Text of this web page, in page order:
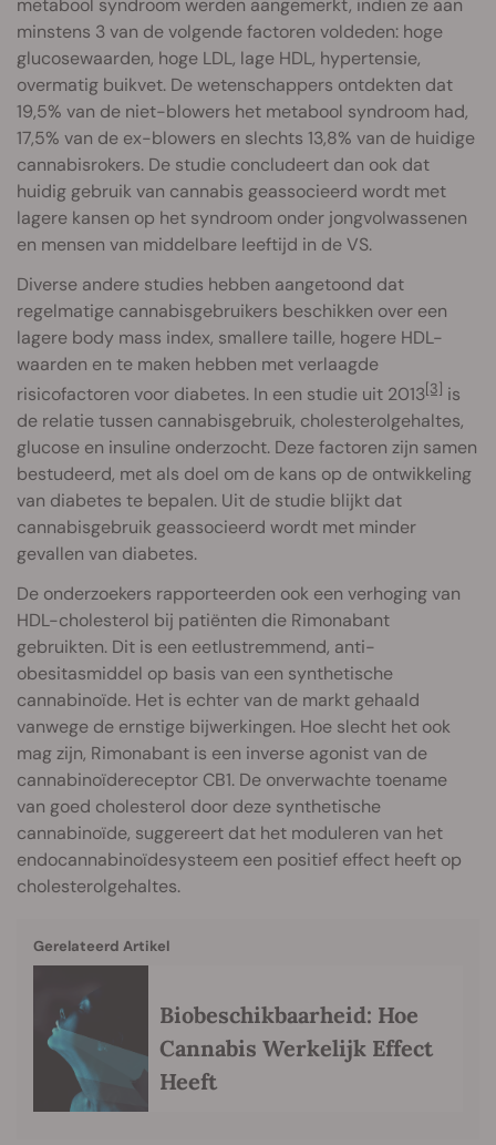
minstens 3 van de volgende factoren voldeden: hoge
glucosewaarden, hoge LDL, lage HDL, hypertensie,
overmatig buikvet. De wetenschappers ontdekten dat
19,5% van de niet-blowers het metabool syndroom had,
17,5% van de ex-blowers en slechts 13,8% van de huidige
cannabisrokers. De studie concludeert dan ook dat
huidig gebruik van cannabis geassocieerd wordt met
lagere kansen op het syndroom onder jongvolwassenen
en mensen van middelbare leeftijd in de VS.
Diverse andere studies hebben aangetoond dat
regelmatige cannabisgebruikers beschikken over een
lagere body mass index, smallere taille, hogere HDL-
waarden en te maken hebben met verlaagde
risicofactoren voor diabetes. In een studie uit 2013[3] is
de relatie tussen cannabisgebruik, cholesterolgehaltes,
glucose en insuline onderzocht. Deze factoren zijn samen
bestudeerd, met als doel om de kans op de ontwikkeling
van diabetes te bepalen. Uit de studie blijkt dat
cannabisgebruik geassocieerd wordt met minder
gevallen van diabetes.
De onderzoekers rapporteerden ook een verhoging van
HDL-cholesterol bij patiënten die Rimonabant
gebruikten. Dit is een eetlustremmend, anti-
obesitasmiddel op basis van een synthetische
cannabinoïde. Het is echter van de markt gehaald
vanwege de ernstige bijwerkingen. Hoe slecht het ook
mag zijn, Rimonabant is een inverse agonist van de
cannabinoïdereceptor CB1. De onverwachte toename
van goed cholesterol door deze synthetische
cannabinoïde, suggereert dat het moduleren van het
endocannabinoïdesysteem een positief effect heeft op
cholesterolgehaltes.
Gerelateerd Artikel
Biobeschikbaarheid: Hoe
Cannabis Werkelijk Effect
Heeft